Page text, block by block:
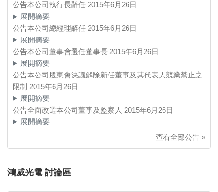
公告本公司執行長辭任 2015年6月26日
展開摘要
公告本公司總經理辭任 2015年6月26日
展開摘要
公告本公司董事會選任董事長 2015年6月26日
展開摘要
公告本公司股東會決議解除新任董事及其代表人競業禁止之
限制 2015年6月26日
展開摘要
公告全面改選本公司董事及監察人 2015年6月26日
展開摘要
查看全部公告 »
鴻威光電 討論區